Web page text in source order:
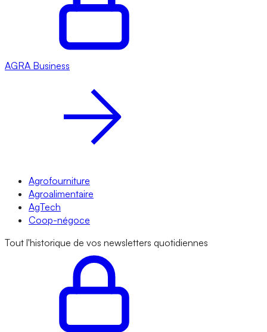
AGRA Business
Agrofourniture
Agroalimentaire
AgTech
Coop-négoce
Tout l'historique de vos newsletters quotidiennes